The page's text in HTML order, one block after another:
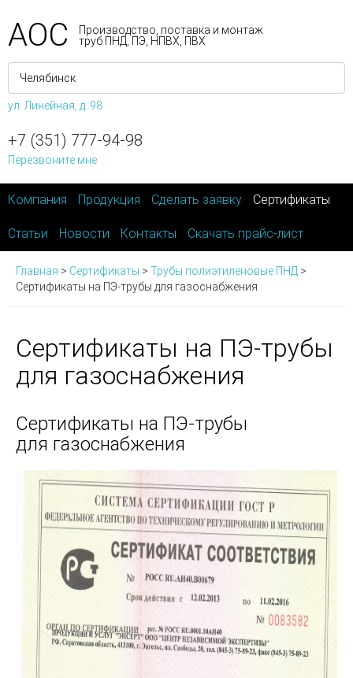
АОС
Производство, поставка и монтаж
труб ПНД, ПЭ, НПВХ, ПВХ
ул. Линейная, д. 98
+7 (351) 777-94-98
Перезвоните мне
Компания Продукция Сделать заявку Сертификаты
Статьи Новости Контакты Скачать прайс-лист
Главная > Сертификаты > Трубы полиэтиленовые ПНД >
Сертификаты на ПЭ-трубы для газоснабжения
Сертификаты на ПЭ-трубы
для газоснабжения
Сертификаты на ПЭ-трубы
для газоснабжения